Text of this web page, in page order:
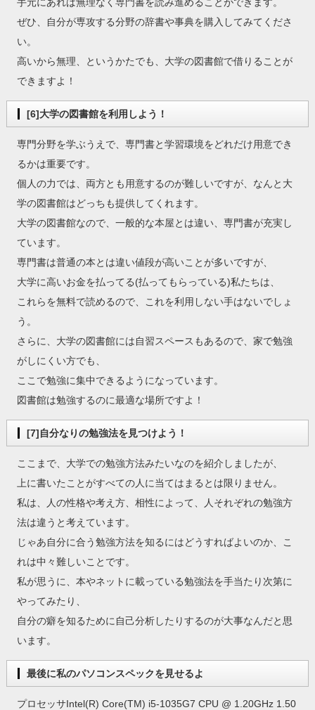
ぜひ、自分が専攻する分野の辞書や事典を購入してみてくださ
い。
高いから無理、というかたでも、大学の図書館で借りることが
できますよ！
[6]大学の図書館を利用しよう！
専門分野を学ぶうえで、専門書と学習環境をどれだけ用意でき
るかは重要です。
個人の力では、両方とも用意するのが難しいですが、なんと大
学の図書館はどっちも提供してくれます。
大学の図書館なので、一般的な本屋とは違い、専門書が充実し
ています。
専門書は普通の本とは違い値段が高いことが多いですが、
大学に高いお金を払ってる(払ってもらっている)私たちは、
これらを無料で読めるので、これを利用しない手はないでしょ
う。
さらに、大学の図書館には自習スペースもあるので、家で勉強
がしにくい方でも、
ここで勉強に集中できるようになっています。
図書館は勉強するのに最適な場所ですよ！
[7]自分なりの勉強法を見つけよう！
ここまで、大学での勉強方法みたいなのを紹介しましたが、
上に書いたことがすべての人に当てはまるとは限りません。
私は、人の性格や考え方、相性によって、人それぞれの勉強方
法は違うと考えています。
じゃあ自分に合う勉強方法を知るにはどうすればよいのか、こ
れは中々難しいことです。
私が思うに、本やネットに載っている勉強法を手当たり次第に
やってみたり、
自分の癖を知るために自己分析したりするのが大事なんだと思
います。
最後に私のパソコンスペックを見せるよ
プロセッサIntel(R) Core(TM) i5-1035G7 CPU @ 1.20GHz 1.50